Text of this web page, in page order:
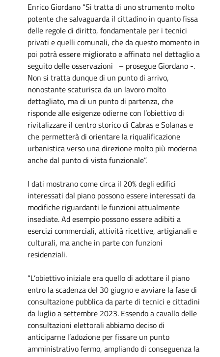
Enrico Giordano “Si tratta di uno strumento molto
potente che salvaguarda il cittadino in quanto fissa
delle regole di diritto, fondamentale per i tecnici
privati e quelli comunali, che da questo momento in
poi potrà essere migliorato e affinato nel dettaglio a
seguito delle osservazioni – prosegue Giordano -.
Non si tratta dunque di un punto di arrivo,
nonostante scaturisca da un lavoro molto
dettagliato, ma di un punto di partenza, che
risponde alle esigenze odierne con l’obiettivo di
rivitalizzare il centro storico di Cabras e Solanas e
che permetterà di orientare la riqualificazione
urbanistica verso una direzione molto più moderna
anche dal punto di vista funzionale”.
I dati mostrano come circa il 20% degli edifici
interessati dal piano possono essere interessati da
modifiche riguardanti le funzioni attualmente
insediate. Ad esempio possono essere adibiti a
esercizi commerciali, attività ricettive, artigianali e
culturali, ma anche in parte con funzioni
residenziali.
“L’obiettivo iniziale era quello di adottare il piano
entro la scadenza del 30 giugno e avviare la fase di
consultazione pubblica da parte di tecnici e cittadini
da luglio a settembre 2023. Essendo a cavallo delle
consultazioni elettorali abbiamo deciso di
anticiparne l’adozione per fissare un punto
amministrativo fermo, ampliando di conseguenza la